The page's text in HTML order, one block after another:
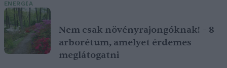
ENERGIA
Nem csak növényrajongóknak! – 8
arborétum, amelyet érdemes
meglátogatni